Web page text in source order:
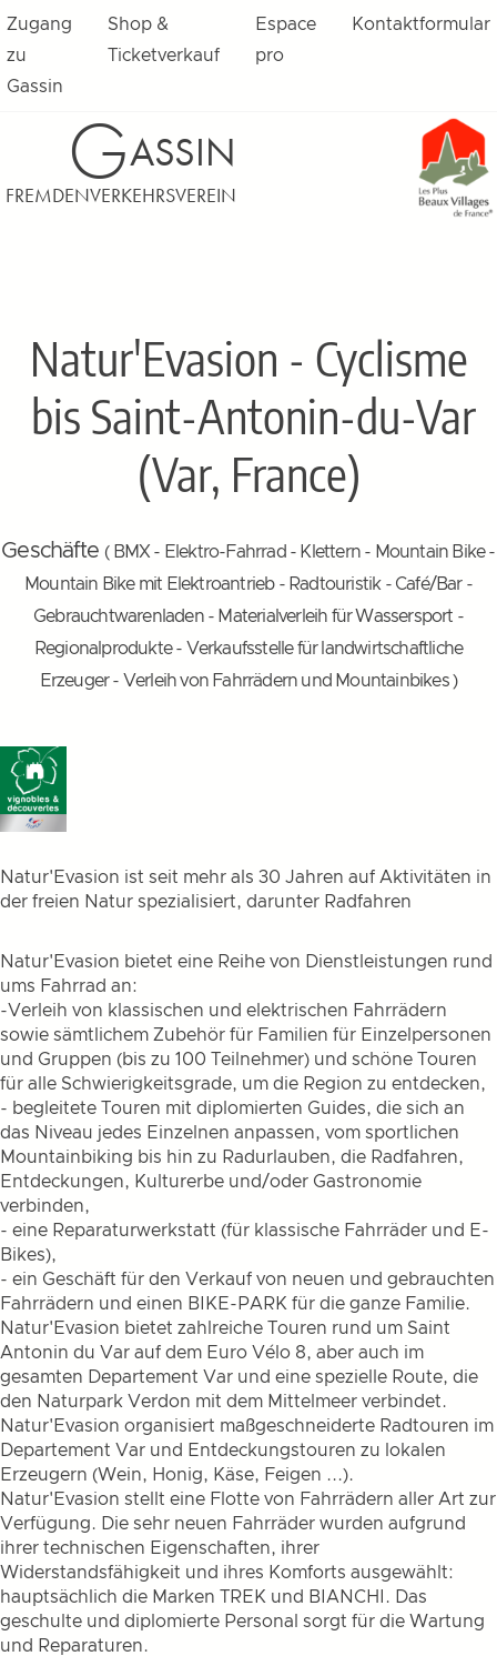
Zugang
zu
Gassin
Shop &
Ticketverkauf
Espace
pro
Kontaktformular
GASSIN
FREMDENVERKEHRSVEREIN
Natur'Evasion - Cyclisme
bis Saint-Antonin-du-Var
(Var, France)
Geschäfte ( BMX - Elektro-Fahrrad - Klettern - Mountain Bike -
Mountain Bike mit Elektroantrieb - Radtouristik - Café/Bar -
Gebrauchtwarenladen - Materialverleih für Wassersport -
Regionalprodukte - Verkaufsstelle für landwirtschaftliche
Erzeuger - Verleih von Fahrrädern und Mountainbikes )
Natur'Evasion ist seit mehr als 30 Jahren auf Aktivitäten in
der freien Natur spezialisiert, darunter Radfahren
Natur'Evasion bietet eine Reihe von Dienstleistungen rund
ums Fahrrad an:
-Verleih von klassischen und elektrischen Fahrrädern
sowie sämtlichem Zubehör für Familien für Einzelpersonen
und Gruppen (bis zu 100 Teilnehmer) und schöne Touren
für alle Schwierigkeitsgrade, um die Region zu entdecken,
- begleitete Touren mit diplomierten Guides, die sich an
das Niveau jedes Einzelnen anpassen, vom sportlichen
Mountainbiking bis hin zu Radurlauben, die Radfahren,
Entdeckungen, Kulturerbe und/oder Gastronomie
verbinden,
- eine Reparaturwerkstatt (für klassische Fahrräder und E-
Bikes),
- ein Geschäft für den Verkauf von neuen und gebrauchten
Fahrrädern und einen BIKE-PARK für die ganze Familie.
Natur'Evasion bietet zahlreiche Touren rund um Saint
Antonin du Var auf dem Euro Vélo 8, aber auch im
gesamten Departement Var und eine spezielle Route, die
den Naturpark Verdon mit dem Mittelmeer verbindet.
Natur'Evasion organisiert maßgeschneiderte Radtouren im
Departement Var und Entdeckungstouren zu lokalen
Erzeugern (Wein, Honig, Käse, Feigen ...).
Natur'Evasion stellt eine Flotte von Fahrrädern aller Art zur
Verfügung. Die sehr neuen Fahrräder wurden aufgrund
ihrer technischen Eigenschaften, ihrer
Widerstandsfähigkeit und ihres Komforts ausgewählt:
hauptsächlich die Marken TREK und BIANCHI. Das
geschulte und diplomierte Personal sorgt für die Wartung
und Reparaturen.